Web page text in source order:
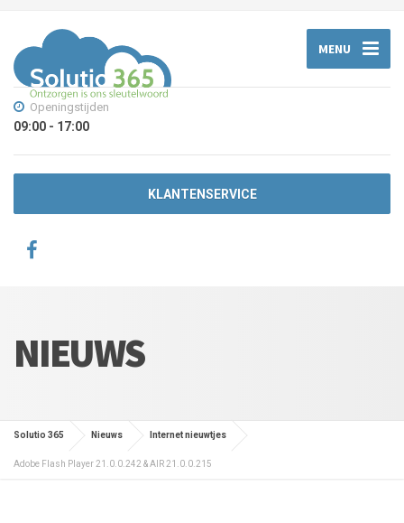
MENU
Openingstijden
09:00 - 17:00
KLANTENSERVICE
NIEUWS
Solutio 365 Nieuws Internet nieuwtjes
Adobe Flash Player 21.0.0.242 & AIR 21.0.0.215